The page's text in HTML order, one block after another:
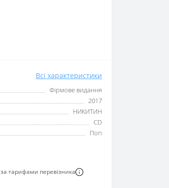
Всі характеристики
Фірмове видання
2017
НИКИТИН
CD
Поп
за тарифами перевізника